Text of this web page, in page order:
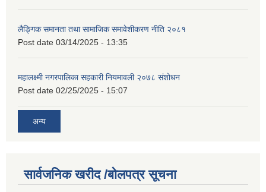
लैङ्गिक समानता तथा सामाजिक समावेशीकरण नीति २०८१
Post date 03/14/2025 - 13:35
महालक्ष्मी नगरपालिका सहकारी नियमावली २०७८ संशोधन
Post date 02/25/2025 - 15:07
अन्य
सार्वजनिक खरीद /बोलपत्र सूचना